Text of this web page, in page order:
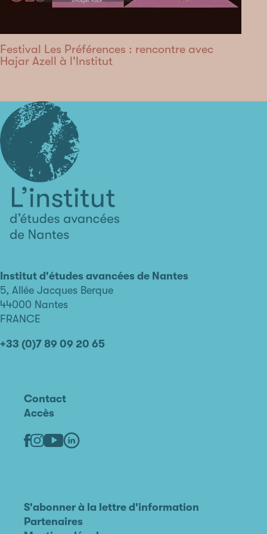
Festival Les Préférences : rencontre avec
Hajar Azell à l'Institut
avancées
de
Nantes
Institut d'études avancées de Nantes
5, Allée Jacques Berque
44000 Nantes
FRANCE
+33 (0)7 89 09 20 65
Contact
Accès
Facebook
Instagram
YoutubeLinkedin
S'abonner à la lettre d'information
Partenaires